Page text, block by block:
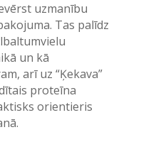
uzmanību
Tas palīdz
un kā
arī uz “Ķekava”
proteīna
orientieris